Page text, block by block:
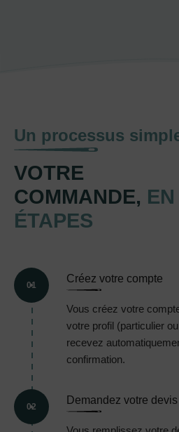
Un processus
VOTRE
COMMANDE,
ÉTAPES
01
Créez votre compte
Vous créez votre
votre profil (particulier
recevez
confirmation.
02
Demandez votre devis